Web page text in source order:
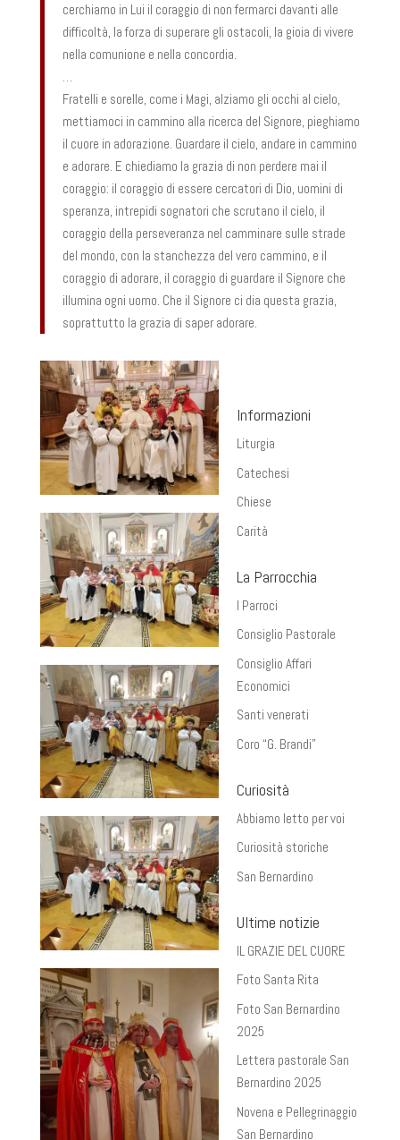
cerchiamo in Lui il coraggio di non fermarci davanti alle
difficoltà, la forza di superare gli ostacoli, la gioia di vivere
nella comunione e nella concordia.
…
Fratelli e sorelle, come i Magi, alziamo gli occhi al cielo,
mettiamoci in cammino alla ricerca del Signore, pieghiamo
il cuore in adorazione. Guardare il cielo, andare in cammino
e adorare. E chiediamo la grazia di non perdere mai il
coraggio: il coraggio di essere cercatori di Dio, uomini di
speranza, intrepidi sognatori che scrutano il cielo, il
coraggio della perseveranza nel camminare sulle strade
del mondo, con la stanchezza del vero cammino, e il
coraggio di adorare, il coraggio di guardare il Signore che
illumina ogni uomo. Che il Signore ci dia questa grazia,
soprattutto la grazia di saper adorare.
Informazioni
Liturgia
Catechesi
Chiese
Carità
La Parrocchia
I Parroci
Consiglio Pastorale
Consiglio Affari
Economici
Santi venerati
Coro “G. Brandi”
Curiosità
Abbiamo letto per voi
Curiosità storiche
San Bernardino
Ultime notizie
IL GRAZIE DEL CUORE
Foto Santa Rita
Foto San Bernardino
2025
Lettera pastorale San
Bernardino 2025
Novena e Pellegrinaggio
San Bernardino